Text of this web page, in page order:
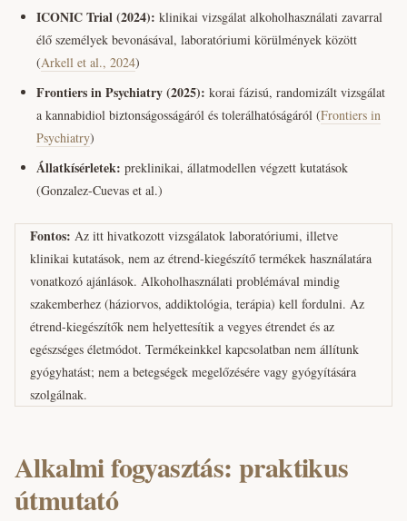
ICONIC Trial (2024): klinikai vizsgálat alkoholhasználati zavarral
élő személyek bevonásával, laboratóriumi körülmények között
(Arkell et al., 2024)
Frontiers in Psychiatry (2025): korai fázisú, randomizált vizsgálat
a kannabidiol biztonságosságáról és tolerálhatóságáról (Frontiers in
Psychiatry)
Állatkísérletek: preklinikai, állatmodellen végzett kutatások
(Gonzalez-Cuevas et al.)
Fontos: Az itt hivatkozott vizsgálatok laboratóriumi, illetve
klinikai kutatások, nem az étrend-kiegészítő termékek használatára
vonatkozó ajánlások. Alkoholhasználati problémával mindig
szakemberhez (háziorvos, addiktológia, terápia) kell fordulni. Az
étrend-kiegészítők nem helyettesítik a vegyes étrendet és az
egészséges életmódot. Termékeinkkel kapcsolatban nem állítunk
gyógyhatást; nem a betegségek megelőzésére vagy gyógyítására
szolgálnak.
Alkalmi fogyasztás: praktikus
útmutató